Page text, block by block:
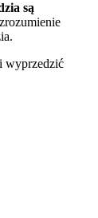
są
wyprzedzić